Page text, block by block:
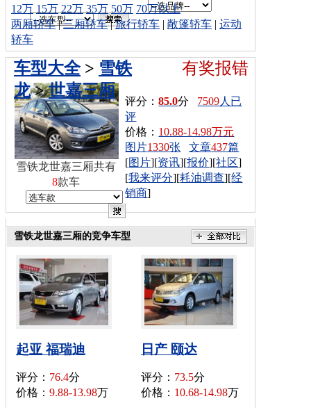
12万 15万 22万 35万 50万 70万以上
两厢轿车|三厢轿车|旅行轿车 | 敞篷轿车 | 运动
轿车
有奖报错
车型大全> 雪铁
龙>世嘉三厢
评分：85.0分 7509人已
评
价格： 10.88-14.98万元
图片1330张 文章437篇
[图片][资讯][报价][社区]
[我来评分][耗油调查][经
销商]
雪铁龙世嘉三厢共有
8款车
雪铁龙世嘉三厢的竞争车型
起亚 福瑞迪
评分： 76.4分
价格： 9.88-13.98万
日产 颐达
评分： 73.5分
价格： 10.68-14.98万